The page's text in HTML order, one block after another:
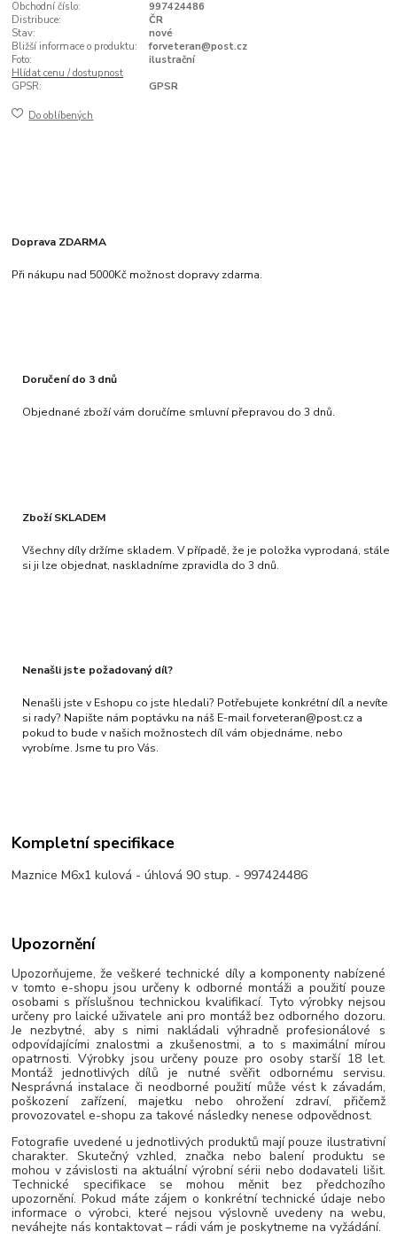
Obchodní číslo:
997424486
Distribuce:
ČR
Stav:
nové
Bližší informace o produktu:
forveteran@post.cz
Foto:
ilustrační
Hlídat cenu / dostupnost
GPSR:
GPSR
Do oblíbených
Doprava ZDARMA
Při nákupu nad 5000Kč možnost dopravy zdarma.
Doručení do 3 dnů
Objednané zboží vám doručíme smluvní přepravou do 3 dnů.
Zboží SKLADEM
Všechny díly držíme skladem. V případě, že je položka vyprodaná, stále
si ji lze objednat, naskladníme zpravidla do 3 dnů.
Nenašli jste požadovaný díl?
Nenašli jste v Eshopu co jste hledali? Potřebujete konkrétní díl a nevíte
si rady? Napište nám poptávku na náš E-mail forveteran@post.cz a
pokud to bude v našich možnostech díl vám objednáme, nebo
vyrobíme. Jsme tu pro Vás.
Kompletní specifikace
Maznice M6x1 kulová - úhlová 90 stup. - 997424486
Upozornění
Upozorňujeme, že veškeré technické díly a komponenty nabízené
v tomto e-shopu jsou určeny k odborné montáži a použití pouze
osobami s příslušnou technickou kvalifikací. Tyto výrobky nejsou
určeny pro laické uživatele ani pro montáž bez odborného dozoru.
Je nezbytné, aby s nimi nakládali výhradně profesionálové s
odpovídajícími znalostmi a zkušenostmi, a to s maximální mírou
opatrnosti. Výrobky jsou určeny pouze pro osoby starší 18 let.
Montáž jednotlivých dílů je nutné svěřit odbornému servisu.
Nesprávná instalace či neodborné použití může vést k závadám,
poškození zařízení, majetku nebo ohrožení zdraví, přičemž
provozovatel e-shopu za takové následky nenese odpovědnost.
Fotografie uvedené u jednotlivých produktů mají pouze ilustrativní
charakter. Skutečný vzhled, značka nebo balení produktu se
mohou v závislosti na aktuální výrobní sérii nebo dodavateli lišit.
Technické specifikace se mohou měnit bez předchozího
upozornění. Pokud máte zájem o konkrétní technické údaje nebo
informace o výrobci, které nejsou výslovně uvedeny na webu,
neváhejte nás kontaktovat – rádi vám je poskytneme na vyžádání.